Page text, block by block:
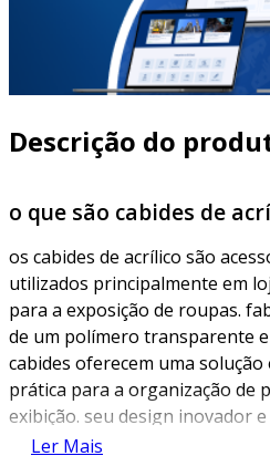
Descrição do
o que são cabides de
os cabides de acrílico são
utilizados principalmente em
para a exposição de roupas.
de um polímero transparente
cabides oferecem uma solução
prática para a organização de
exibição. seu design inovador e
proporcionam um toque
Ler Mais